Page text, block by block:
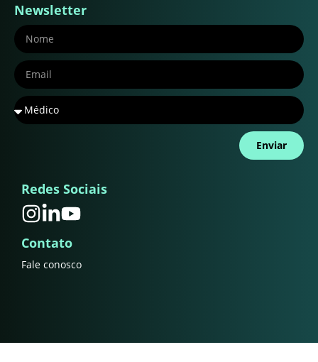
Newsletter
Enviar
Redes Sociais
Contato
Fale conosco